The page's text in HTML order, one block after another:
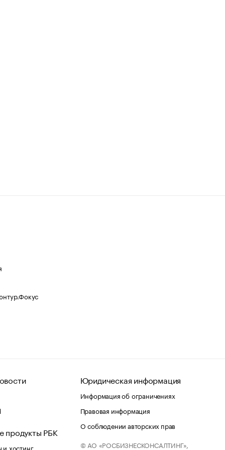
продукты РБК
хостинг
Юридическая информация
Информация об ограничениях
Правовая информация
О соблюдении авторских прав
© АО «РОСБИЗНЕСКОНСАЛТИНГ»,